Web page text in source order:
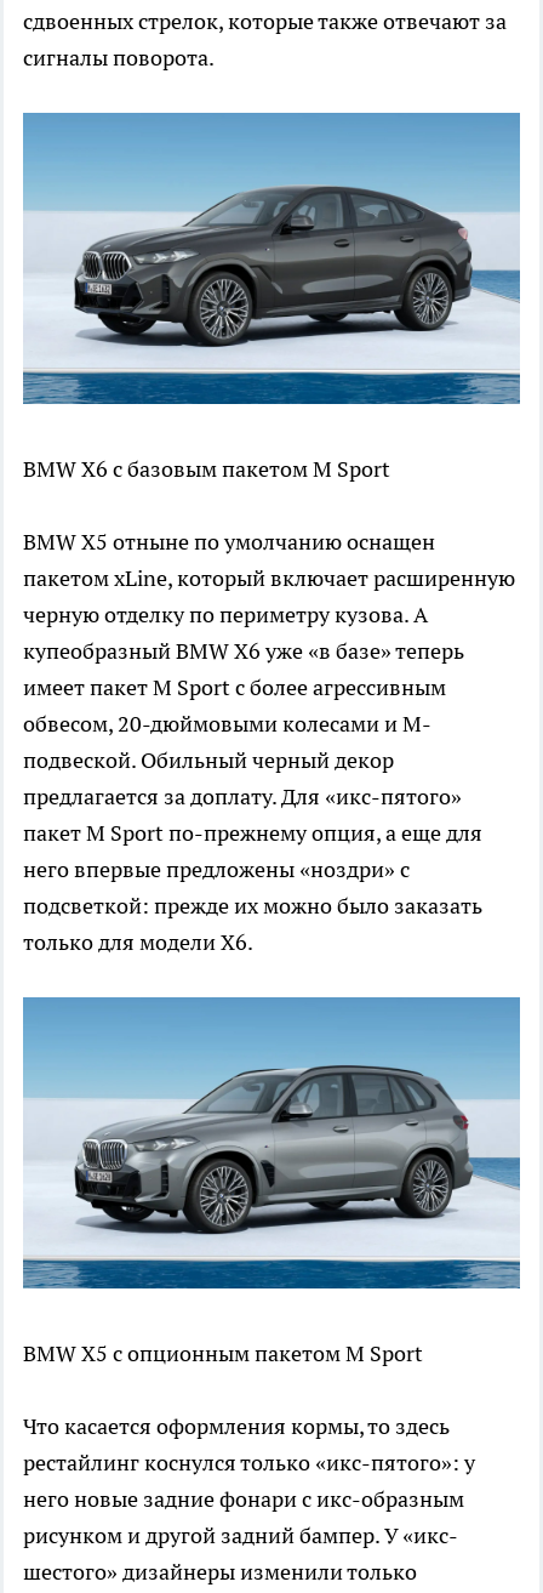
сдвоенных стрелок, которые также отвечают за
сигналы поворота.
BMW X6 с базовым пакетом M Sport
BMW X5 отныне по умолчанию оснащен
пакетом xLine, который включает расширенную
черную отделку по периметру кузова. А
купеобразный BMW X6 уже «в базе» теперь
имеет пакет M Sport с более агрессивным
обвесом, 20-дюймовыми колесами и M-
подвеской. Обильный черный декор
предлагается за доплату. Для «икс-пятого»
пакет M Sport по-прежнему опция, а еще для
него впервые предложены «ноздри» с
подсветкой: прежде их можно было заказать
только для модели X6.
BMW X5 с опционным пакетом M Sport
Что касается оформления кормы, то здесь
рестайлинг коснулся только «икс-пятого»: у
него новые задние фонари с икс-образным
рисунком и другой задний бампер. У «икс-
шестого» дизайнеры изменили только